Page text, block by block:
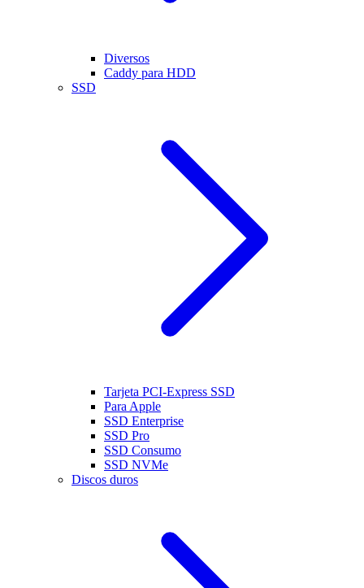
Diversos
Caddy para HDD
SSD
Tarjeta PCI-Express SSD
Para Apple
SSD Enterprise
SSD Pro
SSD Consumo
SSD NVMe
Discos duros